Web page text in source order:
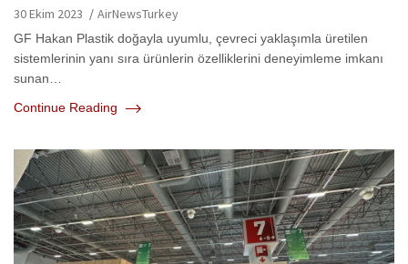
30 Ekim 2023 AirNewsTurkey
GF Hakan Plastik doğayla uyumlu, çevreci yaklaşımla üretilen
sistemlerinin yanı sıra ürünlerin özelliklerini deneyimleme imkanı
sunan…
Continue Reading